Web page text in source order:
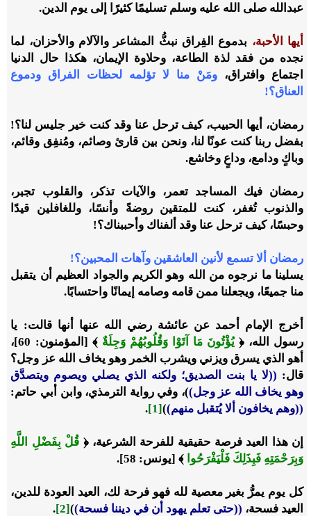
عبدالله صلى الله عليه وسلم تسليمًا كثيرًا إلى يوم الدين.
أيها الأحبة، بدموع الفِراق نبثُّ المشاعر والآلام والأحزان، لما
نجده من فقد لذة الطاعة، وحلاوة الإيمان، هكذا حال الدنيا
اجتماع وافتراق، ومَنْ منا لا تؤلمه لحظات الفراق ودموع
العناق؟!
رمضان، أيها الحبيب، كيف ترحل عنا وقد كنت خير جليس لنا؟!
بفضل ربنا كنت عونًا لنا، ونحن بين قارئ وصائم، ومُنفِق وقائم،
وباكٍ ودامع، وداعٍ وخاشع.
رمضان فيك المساجد تعمر، والآيات تذكر، والقلوب تجبر،
والذنوب تُغفر، كنت للمتقين روضةً وأنسًا، وللغافلين قيدًا
وحبسًا، كيف ترحل عنا وقد ألفناك وأحببناك؟!
رمضان ألا تسمع لأنين العاشقين وآهات المحبين؟!
يسلينا ما نرجوه من الله وهو الكريم والجواد العظيم أن يتقبل
منا جميعًا، ويجعلنا ممن قامه وصامه إيمانًا واحتسابًا.
أخرج الإمام أحمد عن عائشة رضي الله عنها أنها قالت: يا
رسول الله، ﴿يُؤْتُونَ مَا آتَوْا وَقُلُوبُهُمْ وَجِلَةٌ
﴾ [المؤمنون: 60]،
أهو الذي يسرق ويزني ويشرب الخمر وهو يخاف الله عز وجل؟
قال: ((لا يا بنت الصديق؛ ولكنه الذي يصلي ويصوم ويتصدَّق
وهو يخاف الله عز وجل))، وفي رواية الترمذي، وابن أبي حاتم:
((وهم يخافون ألا يُتقبل منهم))
[1]
.
إن هذا العيد فرصة حقيقية للفرحة الشرعية، ﴿ قُلْ بِفَضْلِ اللَّهِ
وَبِرَحْمَتِهِ فَبِذَلِكَ فَلْيَفْرَحُوا ﴾ [يونس: 58].
كل يوم يمرُّ بغير معصية لله فهو فرحة لك، العيد العودة للدين،
العيد فسحة، ((حتى تعلم يهود أن في ديننا فسحة))
[2]
.